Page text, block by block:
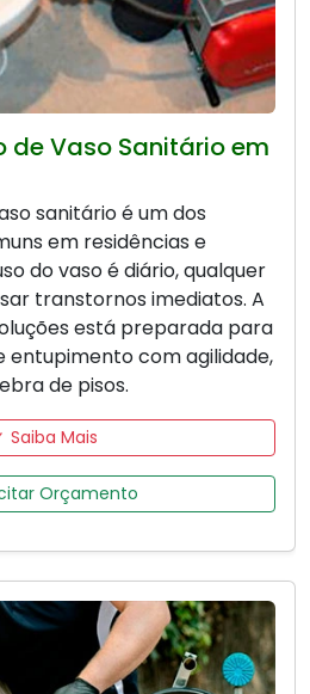
de Vaso Sanitário em
sanitário é um dos
em residências e
do vaso é diário, qualquer
transtornos imediatos. A
está preparada para
entupimento com agilidade,
de pisos.
Saiba Mais
Orçamento